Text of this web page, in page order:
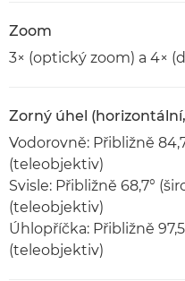
Zoom
3× (optický zoom) a 4×
Zorný úhel
Vodorovně: Přibližně
(teleobjektiv)
Svisle: Přibližně 68,7°
(teleobjektiv)
Úhlopříčka: Přibližně
(teleobjektiv)